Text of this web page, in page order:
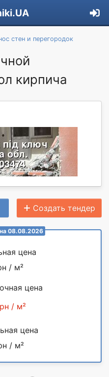
стен и перегородок
кирпича
Создать тендер
08.08.2026
цена
/ м²
цена
/ м²
цена
/ м²